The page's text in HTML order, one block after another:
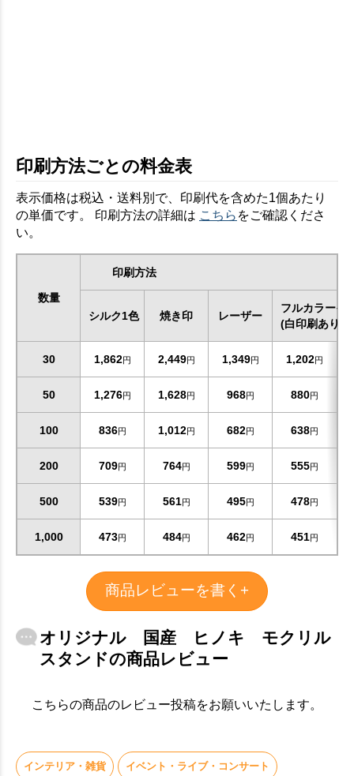
印刷方法ごとの料金表
表示価格は税込・送料別で、印刷代を含めた1個あたり
の単価です。 印刷方法の詳細は こちら をご確認くださ
い。
数量
印刷方法
シルク1色 焼き印 レーザー
フルカラーイ
(白印刷あり)
30 1,862円 2,449円 1,349円 1,202円
50 1,276円 1,628円 968円 880円
100 836円 1,012円 682円 638円
200 709円 764円 599円 555円
500 539円 561円 495円 478円
1,000 473円 484円 462円 451円
商品レビューを書く+
オリジナル 国産 ヒノキ モクリル
スタンドの商品レビュー
こちらの商品のレビュー投稿をお願いいたします。
インテリア・雑貨 イベント・ライブ・コンサート